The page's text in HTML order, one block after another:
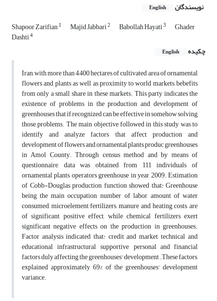
نویسندگان English
Shapoor Zarifian1 Majid Jabbari2 Babollah Hayati3 Ghader
Dashti4
چکیده English
Iran, with more than 4,400 hectares of cultivated area of ornamental
flowers and plants as well as proximity to world markets, bebefits
from only a small share in these markets. This party indicates the
existence of problems in the production and development of
greenhouses that if recognized can be effective in somehow solving
those problems. The main objective followed in this study was to
identify and analyze factors that affect production and
development of flowers and ornamental plants produc greenhouses
in Amol County. Through census method and by means of
questionnaire, data was obtained from 111 individuals of
ornamental plants operators greenhouse in year 2009. Estimation
of Cobb-Douglas production function showed that: Greenhouse
being the main occupation, number of labor, amount of water
consumed, microelement fertilizers, manure and heating costs, are
of significant positive effect, while chemical fertilizers exert
significant negative effects on the production in greenhouses.
Factor analysis indicated that: credit and market, technical and
educational, infrastructural, supportive, personal and financial
factors duly affecting the greenhouses' development .These factors,
explained approximately 69% of the greenhouses' development
variance.